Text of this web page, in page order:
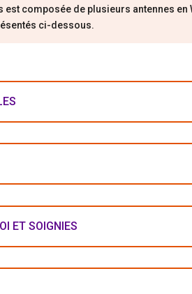
est composée de plusieurs antennes
ci-dessous.
ET SOIGNIES